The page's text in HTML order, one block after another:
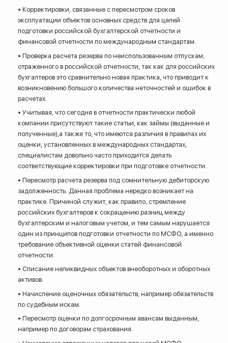
• Корректировки, связанные с пересмотром сроков
эксплуатации объектов основных средств для целей
подготовки российской бухгалтерской отчетности и
финансовой отчетности по международным стандартам.
• Проверка расчета резерва по неиспользованным отпускам,
отраженного в российской отчетности, так как для российских
бухгалтеров это сравнительно новая практика, что приводит к
возникновению большого количества неточностей и ошибок в
расчетах.
• Учитывая, что сегодня в отчетности практически любой
компании присутствуют такие статьи, как займы (выданные и
полученные),а также то, что имеются различия в правилах их
оценки, установленных в международных стандартах,
специалистам довольно часто приходится делать
соответствующие корректировки при подготовке отчетности.
• Пересмотр расчета резерва под сомнительную дебиторскую
задолженность. Данная проблема нередко возникает на
практике. Причиной служит, как правило, стремление
российских бухгалтеров к сокращению разниц между
бухгалтерским и налоговым учетом, и тем самым нарушается
один из принципов подготовки отчетности по МСФО, а именно
требование объективной оценки статей финансовой
отчетности.
• Списание неликвидных объектов внеоборотных и оборотных
активов.
• Начисление оценочных обязательств, например обязательств
по судебным искам.
• Пересмотр оценки по долгосрочным авансам выданным,
например по договорам страхования.